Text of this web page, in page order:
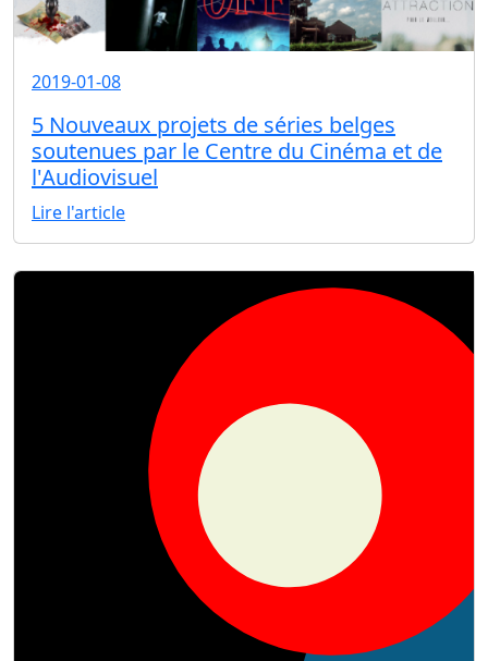
2019-01-08
5 Nouveaux projets de séries belges
soutenues par le Centre du Cinéma et de
l'Audiovisuel
Lire l'article